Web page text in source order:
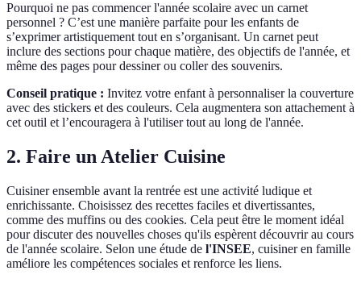
Pourquoi ne pas commencer l'année scolaire avec un carnet
personnel ? C’est une manière parfaite pour les enfants de
s’exprimer artistiquement tout en s’organisant. Un carnet peut
inclure des sections pour chaque matière, des objectifs de l'année, et
même des pages pour dessiner ou coller des souvenirs.
Conseil pratique : Invitez votre enfant à personnaliser la couverture
avec des stickers et des couleurs. Cela augmentera son attachement à
cet outil et l’encouragera à l'utiliser tout au long de l'année.
2. Faire un Atelier Cuisine
Cuisiner ensemble avant la rentrée est une activité ludique et
enrichissante. Choisissez des recettes faciles et divertissantes,
comme des muffins ou des cookies. Cela peut être le moment idéal
pour discuter des nouvelles choses qu'ils espèrent découvrir au cours
de l'année scolaire. Selon une étude de l'INSEE, cuisiner en famille
améliore les compétences sociales et renforce les liens.